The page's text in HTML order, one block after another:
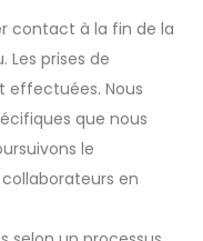
contact à la fin de la
Les prises de
Nous
que nous
le
en